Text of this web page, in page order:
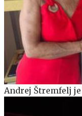
Andrej Štremfelj